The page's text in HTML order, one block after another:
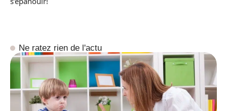
Ne ratez rien de l'actu